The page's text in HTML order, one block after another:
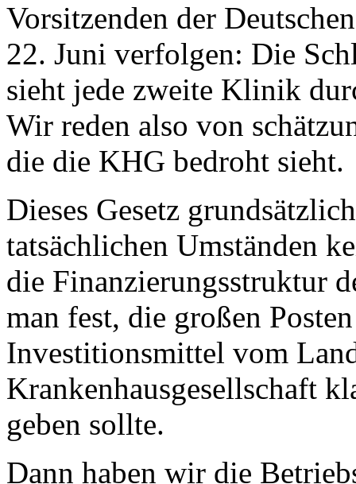
Vorsitzenden der
22. Juni verfolgen: Die
sieht jede zweite Klinik
Wir reden also von
die die KHG bedroht sieht.
Dieses Gesetz
tatsächlichen Umständen
die Finanzierungsstruktur
man fest, die großen
Investitionsmittel vom
Krankenhausgesellschaft
geben sollte.
Dann haben wir die